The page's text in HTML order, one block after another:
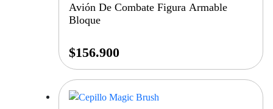
Avión De Combate Figura Armable
Bloque
$156.900